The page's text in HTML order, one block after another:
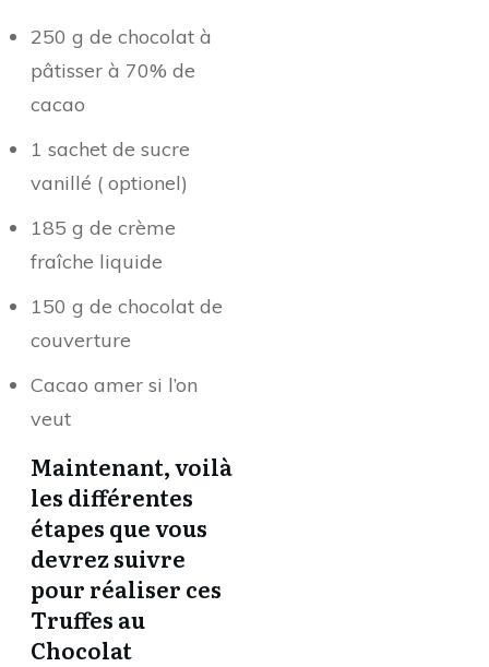
250 g de chocolat à
pâtisser à 70% de
cacao
1 sachet de sucre
vanillé ( optionel)
185 g de crème
fraîche liquide
150 g de chocolat de
couverture
Cacao amer si l’on
veut
Maintenant, voilà
les différentes
étapes que vous
devrez suivre
pour réaliser ces
Truffes au
Chocolat